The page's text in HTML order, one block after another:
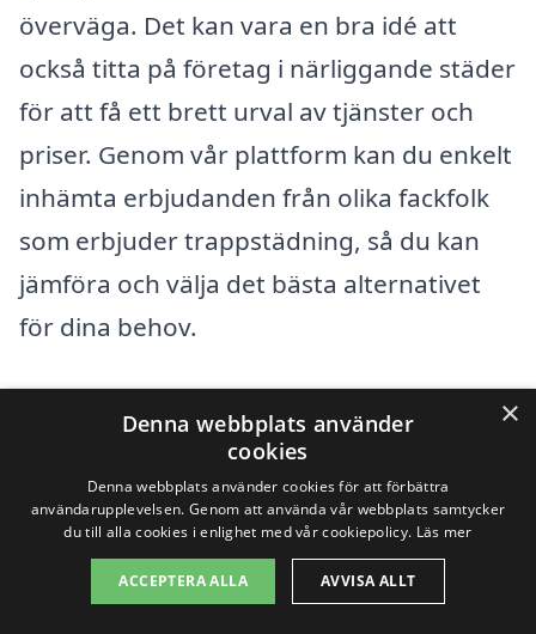
överväga. Det kan vara en bra idé att
också titta på företag i närliggande städer
för att få ett brett urval av tjänster och
priser. Genom vår plattform kan du enkelt
inhämta erbjudanden från olika fackfolk
som erbjuder trappstädning, så du kan
jämföra och välja det bästa alternativet
för dina behov.
där du kan hitta företag som erbjuder
trappstädning inkluderar:
Laholm
×
Denna webbplats använder
cookies
Denna webbplats använder cookies för att förbättra
användarupplevelsen. Genom att använda vår webbplats samtycker
du till alla cookies i enlighet med vår cookiepolicy. Läs mer
ACCEPTERA ALLA AVVISA ALLT